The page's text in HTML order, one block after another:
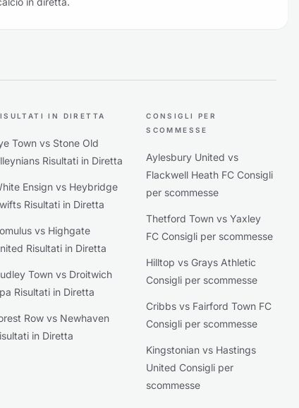
IN DIRETTA
Town vs Stone Old
Risultati in Diretta
Ensign vs Heybridge
Risultati in Diretta
vs Highgate
Risultati in Diretta
Town vs Droitwich
Risultati in Diretta
Row vs Newhaven
in Diretta
CONSIGLI PER
SCOMMESSE
Aylesbury United vs
Flackwell Heath FC Consigli
per scommesse
Thetford Town vs Yaxley
FC Consigli per scommesse
Hilltop vs Grays Athletic
Consigli per scommesse
Cribbs vs Fairford Town FC
Consigli per scommesse
Kingstonian vs Hastings
United Consigli per
scommesse